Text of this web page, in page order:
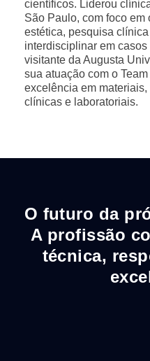
científicos. Liderou
São Paulo, com foco
estética, pesquisa
interdisciplinar em
visitante da Augusta
sua atuação com o
excelência em
clínicas e laboratoriais.
O futuro da
A profissão
técnica,